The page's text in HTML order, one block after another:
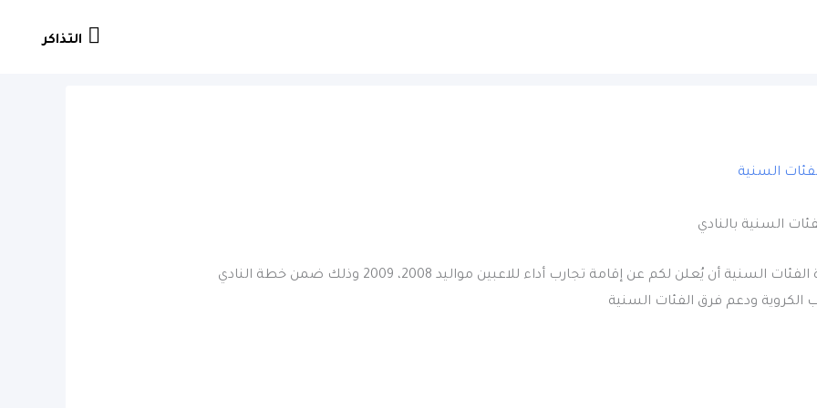
التذاكر
السنية
السنية بالنادي
يسر نادي #الباطن ممثلاً بإدارة الفئات السنية أن يُعلن لكم عن إقامة تجارب أداء للاعبين مواليد 2008، 2009 وذلك ضمن خطة النادي
ودعم فرق الفئات السنية